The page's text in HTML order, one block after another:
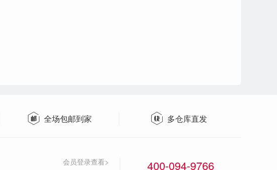
全场包邮到家 多仓库直发
会员登录查看> 400-094-9766